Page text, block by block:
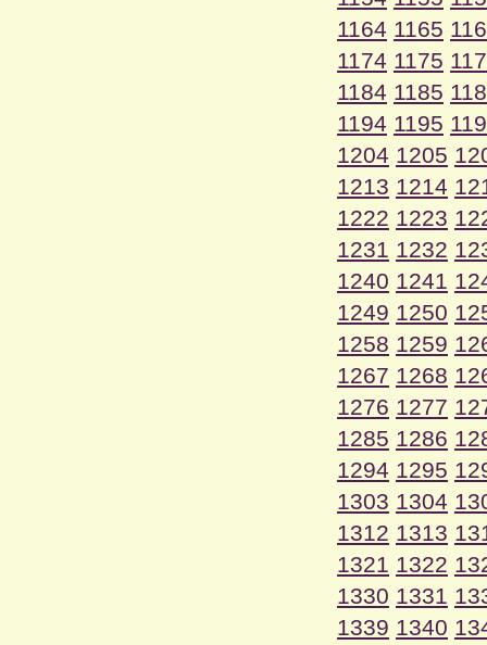
1164 1165
1174 1175
1184 1185
1194 1195
1204 1205
1213 1214
1222 1223
1231 1232
1240 1241
1249 1250
1258 1259
1267 1268
1276 1277
1285 1286
1294 1295
1303 1304
1312 1313
1321 1322
1330 1331
1339 1340